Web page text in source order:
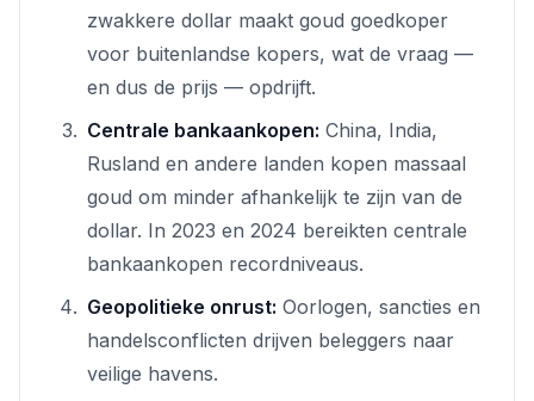
zwakkere dollar maakt goud goedkoper
voor buitenlandse kopers, wat de vraag —
en dus de prijs — opdrijft.
Centrale bankaankopen: China, India,
Rusland en andere landen kopen massaal
goud om minder afhankelijk te zijn van de
dollar. In 2023 en 2024 bereikten centrale
bankaankopen recordniveaus.
Geopolitieke onrust: Oorlogen, sancties en
handelsconflicten drijven beleggers naar
veilige havens.